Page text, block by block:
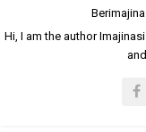
Hi, I am the author